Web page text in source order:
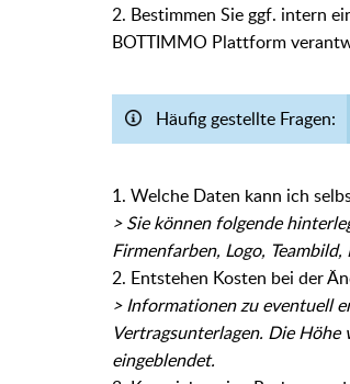
2. Bestimmen Sie ggf. intern
BOTTIMMO Plattform
Häufig gestellte Fragen:
1. Welche Daten kann ich
> Sie können folgende
Firmenfarben, Logo,
2. Entstehen Kosten bei der
>Informationen zu eventuell
Vertragsunterlagen. Die Höhe
eingeblendet.